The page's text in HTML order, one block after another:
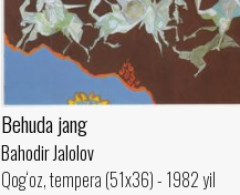
Behuda jang
Bahodir Jalolov
Qog‘oz, tempera (51x36) - 1982 yil